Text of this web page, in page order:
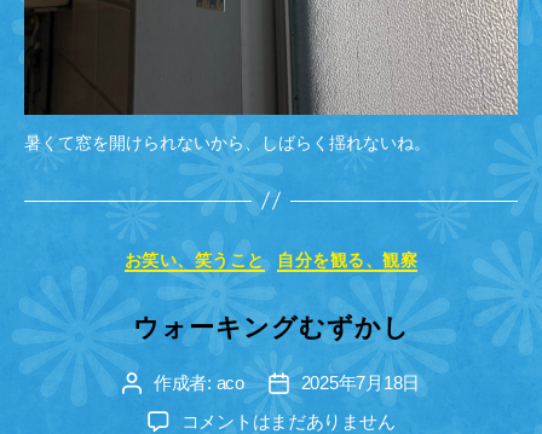
暑くて窓を開けられないから、しばらく揺れないね。
カ
テ
ゴ
リ
ー
お笑い、笑うこと 自分を観る、観察
ウォーキングむずかし
投
稿
作成者: aco
投
稿
2025年7月18日
ウ
コメントはまだありません